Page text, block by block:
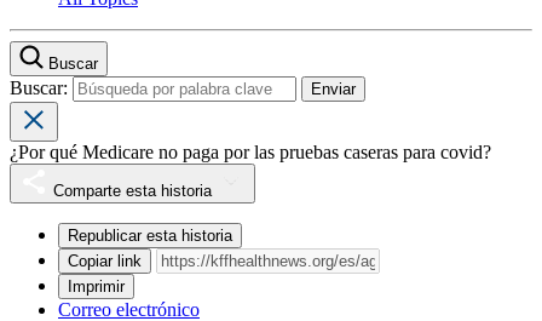
Buscar
Buscar:
¿Por qué Medicare no paga por las pruebas caseras para covid?
Comparte esta historia
Republicar esta historia
Copiar link
Imprimir
Correo electrónico